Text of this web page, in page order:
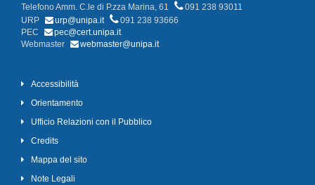
Telefono Amm. C.le di P.zza Marina, 61
091 238 93011
URP
urp@unipa.it
091 238 93666
PEC
pec@cert.unipa.it
Webmaster
webmaster@unipa.it
Accessibilità
Orientamento
Ufficio Relazioni con il Pubblico
Credits
Mappa del sito
Note Legali